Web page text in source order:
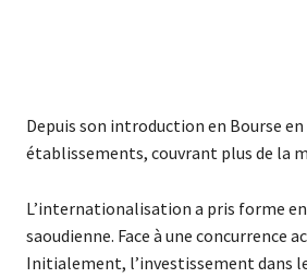
Depuis son introduction en Bourse
établissements, couvrant plus de la
L’internationalisation a pris forme
saoudienne. Face à une concurrence
Initialement, l’investissement dans